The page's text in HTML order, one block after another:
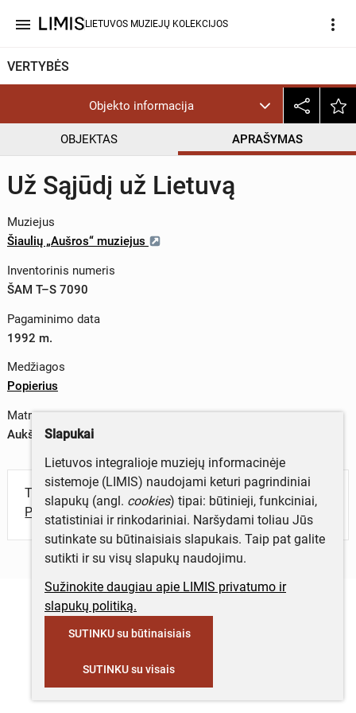
menu LIETUVOS MUZIEJŲ KOLEKCIJOS more_vert
VERTYBĖS
Objekto informacija
OBJEKTAS APRAŠYMAS
Už Sąjūdį už Lietuvą
Muziejus
Šiaulių „Aušros“ muziejus
Inventorinis numeris
ŠAM T–S 7090
Pagaminimo data
1992 m.
Medžiagos
Popierius
Matmenys
Aukštis x plotis – 3,8 x 2,5 cm
Turite daugiau informacijos apie objektą?
Parašykite mums!
Slapukai
Lietuvos integralioje muziejų informacinėje
sistemoje (LIMIS) naudojami keturi pagrindiniai
slapukų (angl. cookies) tipai: būtinieji, funkciniai,
statistiniai ir rinkodariniai. Naršydami toliau Jūs
sutinkate su būtinaisiais slapukais. Taip pat galite
sutikti ir su visų slapukų naudojimu.
Sužinokite daugiau apie LIMIS privatumo ir
slapukų politiką.
SUTINKU su būtinaisiais
SUTINKU su visais